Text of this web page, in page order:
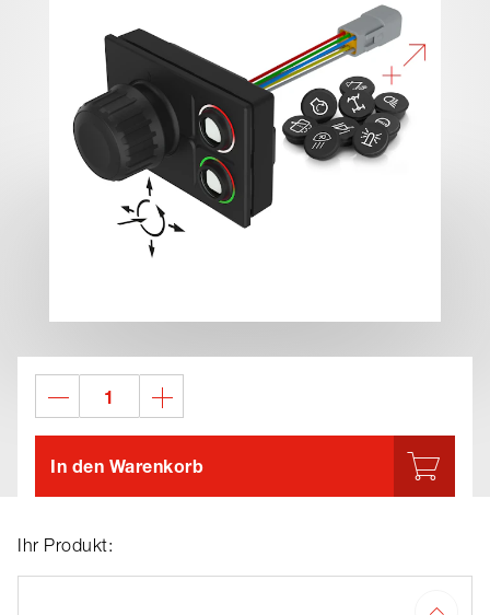
In den Warenkorb
Ihr Produkt: